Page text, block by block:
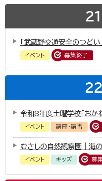
21
「武蔵野交通安全のつどい
イベント 募集終了
22
令和8年度土曜学校「おか
イベント 講座・講習
むさしの自然観察園｜海
イベント キッズ 募